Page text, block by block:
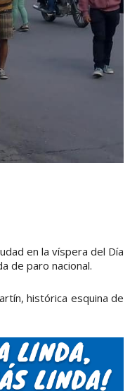
en la víspera del Día
de paro nacional.
histórica esquina de